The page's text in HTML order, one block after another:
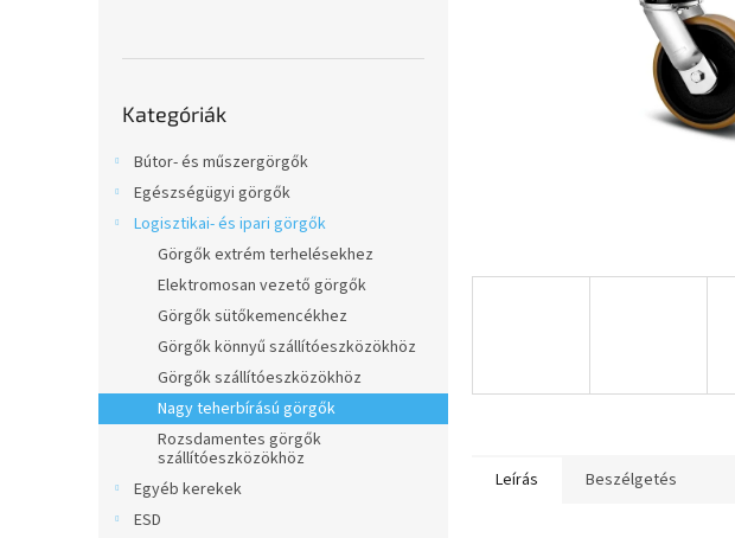
átugrása
Kategóriák
Bútor- és műszergörgők
Egészségügyi görgők
Logisztikai- és ipari görgők
Görgők extrém terhelésekhez
Elektromosan vezető görgők
Görgők sütőkemencékhez
Görgők könnyű szállítóeszközökhöz
Görgők szállítóeszközökhöz
Nagy teherbírású görgők
Rozsdamentes görgők
szállítóeszközökhöz
Egyéb kerekek
ESD
Leírás Beszélgetés